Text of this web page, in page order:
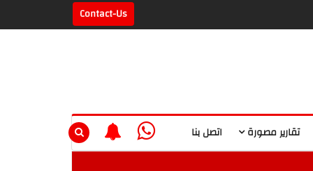
Contact-Us
اتصل بنا تقارير مصورة